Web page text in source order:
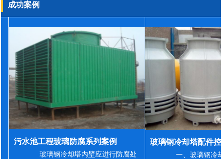
成功案例
污水池工程玻璃防腐系列案例
玻璃钢冷却塔内壁应进行防腐处
一、玻璃钢冷